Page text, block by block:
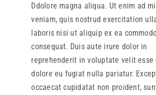
Ddolore magna aliqua. Ut enim ad
veniam, quis nostrud exercitation
laboris nisi ut aliquip ex ea
consequat. Duis aute irure dolor in
reprehenderit in voluptate velit esse
dolore eu fugiat nulla pariatur.
occaecat cupidatat non proident,